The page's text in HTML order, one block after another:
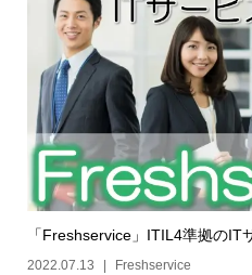
「Freshservice」ITIL4準拠のIT
2022.07.13 Freshservice